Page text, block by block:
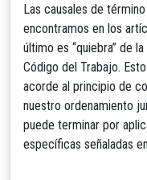
Las causales de
encontramos en los
último es “quiebra” de
Código del Trabajo.
acorde al principio de
nuestro ordenamiento
puede terminar por
específicas señaladas